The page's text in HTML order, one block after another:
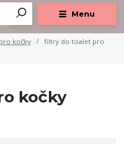
Menu
pro kočky
filtry do toalet pro
kočky